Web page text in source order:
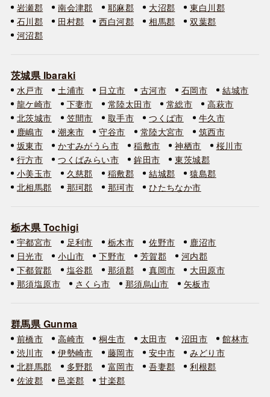
岩瀬郡
南会津郡 耶麻郡 大沼郡
東白川郡
石川郡
田村郡 西白河郡 相馬郡
双葉郡
河沼郡
茨城県 Ibaraki
水戸市 土浦市 日立市 古河市 石岡市
結城市
龍ケ崎市
下妻市 常陸太田市 常総市
高萩市
北茨城市
笠間市 取手市 つくば市
牛久市
鹿嶋市
潮来市 守谷市 常陸大宮市
筑西市
坂東市
かすみがうら市 稲敷市 神栖市
桜川市
行方市
つくばみらい市 鉾田市
東茨城郡
小美玉市
久慈郡 稲敷郡 結城郡
猿島郡
北相馬郡
那珂郡 那珂市 ひたちなか市
栃木県 Tochigi
宇都宮市 足利市 栃木市 佐野市
鹿沼市
日光市
小山市 下野市 芳賀郡
河内郡
下都賀郡
塩谷郡 那須郡 真岡市
大田原市
那須塩原市
さくら市 那須烏山市 矢板市
群馬県 Gunma
前橋市 高崎市 桐生市 太田市 沼田市
館林市
渋川市
伊勢崎市 藤岡市 安中市
みどり市
北群馬郡
多野郡 富岡市 吾妻郡
利根郡
佐波郡
邑楽郡 甘楽郡